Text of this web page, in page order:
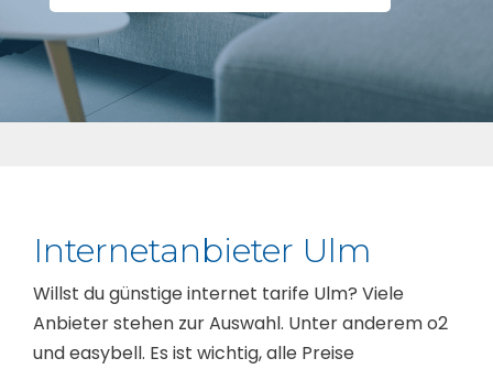
Internetanbieter Ulm
Willst du günstige internet tarife Ulm? Viele
Anbieter stehen zur Auswahl. Unter anderem o2
und easybell. Es ist wichtig, alle Preise